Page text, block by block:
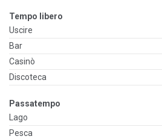
Tempo libero
Uscire
Bar
Casinò
Discoteca
Passatempo
Lago
Pesca